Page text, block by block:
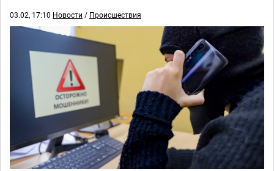
03.02, 17:10 Новости / Происшествия